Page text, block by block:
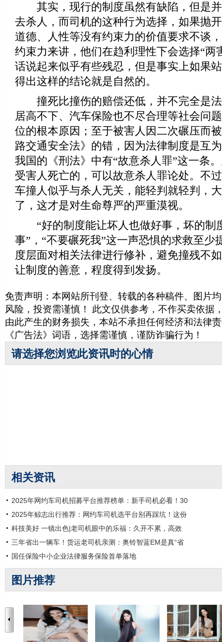
其实，现行的制度虽然有缺陷，但是并
去杀人，而司机的这种行为选择，如果抛
道德、人性等没有约束力的价值要求不谈
约束力来讲，他们在趋利理性下会选择“两
话说起来似乎有些残忍，但是事实上如果
得出这样的结论就是自然的。
撞死比撞伤的赔偿还低，并不完全是法
居高不下、汽车保险也不尽合理等社会问
位的根本原因；至于被害人因二次碾压而
路交通安全法》的错，因为法律制度是互
我国的《刑法》中有“故意杀人罪”这一条
受害人死亡的，可以故意杀人罪论处。不
车撞人似乎与杀人无关，能轻判就轻判，
了，这才是对生命尊严的严重漠视。
“好的制度能让坏人也做好事，坏的制
事”，“不要碾死我”这一声恐惧的求救至少
度层面对相关法律进行修补，避免撞残不
让制度的善意，程度得到发扬。
免责声明：本网站所刊登、转载的各种稿件、图片
风险，投资需谨慎！ 此文仅供参考，不作买卖依据
由此产生的财务损失，本站不承担任何经济和法律
《广告法》词语，选择需谨慎，谨防诈骗行为！
请选择您浏览此资讯时的心情
相关资讯
2025年网约车司机招募平台推荐榜单：新手司机必看！30
2025年鲸志出行推荐：网约车司机选平台别再踩坑！这份
科技美好 一镜出色|老司机眼中的乐福：久开不累，高效
三年省出一辆车！货运老司机亲测：奥铃智蓝EM是真“省
国任保险中小企业法律服务保险首单落地
图片推荐